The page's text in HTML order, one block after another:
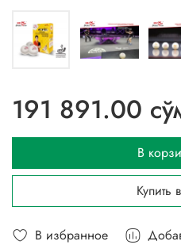
В избранное
191 891.00
В
Купить